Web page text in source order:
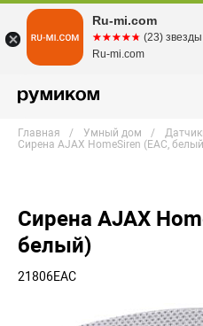
Главная Умный дом
Сирена AJAX HomeSiren (EAC,
Сирена AJAX
белый)
21806EAC
Ru-mi.com
☆☆☆☆☆
★★★★★ (23) звезды
Ru-mi.com